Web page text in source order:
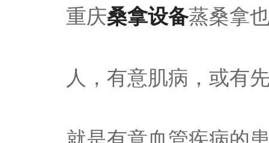
重庆桑拿设备蒸桑拿
人，有意肌病，或有